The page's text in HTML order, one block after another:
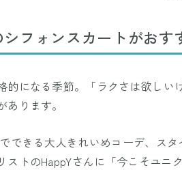
フォンスカートがおす
的になる季節。「ラクさは欲しい
ります。
できる大人きれいめコーデ、ス
ストのHappYさんに「今こそユニ